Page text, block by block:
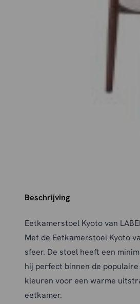
Beschrijving
Eetkamerstoel Kyoto van
Met de Eetkamerstoel Kyoto
sfeer. De stoel heeft een
hij perfect binnen de
kleuren voor een warme
eetkamer.